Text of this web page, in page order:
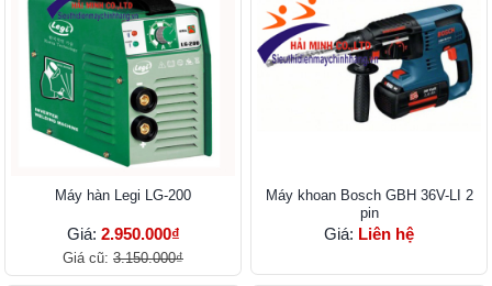
Máy hàn Legi LG-200
Giá: 2.950.000₫
Giá cũ: 3.150.000₫
Máy khoan Bosch GBH 36V-LI 2
pin
Giá: Liên hệ